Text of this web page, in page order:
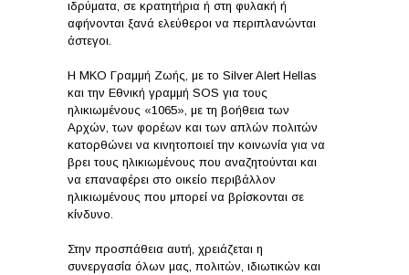
ιδρύματα, σε κρατητήρια ή στη φυλακή ή
αφήνονται ξανά ελεύθεροι να περιπλανώνται
άστεγοι.
Η ΜΚΟ Γραμμή Ζωής, με το Silver Alert Hellas
και την Εθνική γραμμή SOS για τους
ηλικιωμένους «1065», με τη βοήθεια των
Αρχών, των φορέων και των απλών πολιτών
κατορθώνει να κινητοποιεί την κοινωνία για να
βρει τους ηλικιωμένους που αναζητούνται και
να επαναφέρει στο οικείο περιβάλλον
ηλικιωμένους που μπορεί να βρίσκονται σε
κίνδυνο.
Στην προσπάθεια αυτή, χρειάζεται η
συνεργασία όλων μας, πολιτών, ιδιωτικών και